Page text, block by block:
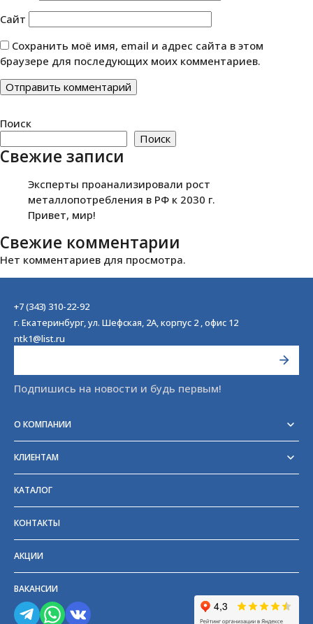
Сайт
Сохранить моё имя, email и адрес сайта в этом
браузере для последующих моих комментариев.
Поиск
Поиск
Свежие записи
Эксперты проанализировали рост
металлопотребления в РФ к 2030 г.
Привет, мир!
Свежие комментарии
Нет комментариев для просмотра.
+7 (343) 310-22-92
г. Екатеринбург, ул. Шефская, 2А, корпус 2 , офис 12
ntk1@list.ru
Подпишись на новости и будь первым!
О КОМПАНИИ
Отзывы
Блог
Партнёры и поставщики
КЛИЕНТАМ
Возврат
Частые вопросы
Прайс-лист
КАТАЛОГ
КОНТАКТЫ
АКЦИИ
ВАКАНСИИ